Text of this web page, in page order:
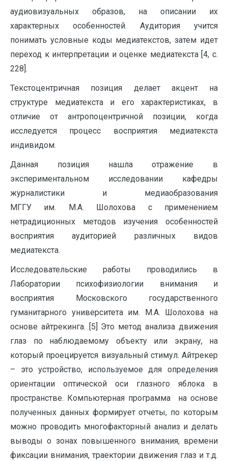
аудиовизуальных образов, на описании их
характерных особенностей. Аудитория учится
понимать условные коды медиатекстов, затем идет
переход к интерпретации и оценке медиатекста [4, с.
228].
Текстоцентричная позиция делает акцент на
структуре медиатекста и его характеристиках, в
отличие от антропоцентричной позиции, когда
исследуется процесс восприятия медиатекста
индивидом.
Данная позиция нашла отражение в
экспериментальном исследовании кафедры
журналистики и медиаобразования
МГГУ им. М.А. Шолохова с применением
нетрадиционных методов изучения особенностей
восприятия аудиторией различных видов
медиатекста.
Исследовательские работы проводились в
Лаборатории психофизиологии внимания и
восприятия Московского государственного
гуманитарного университета им. М.А. Шолохова на
основе айтрекинга. [5] Это метод анализа движения
глаз по наблюдаемому объекту или экрану, на
который проецируется визуальный стимул. Айтрекер
– это устройство, используемое для определения
ориентации оптической оси глазного яблока в
пространстве. Компьютерная программа на основе
полученных данных формирует отчеты, по которым
можно проводить многофакторный анализ и делать
выводы о зонах повышенного внимания, времени
фиксации внимания, траектории движения глаз и т.д.